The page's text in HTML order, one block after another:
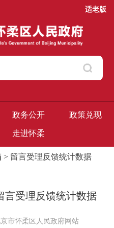
适老版
政务公开 政策兑现
走进怀柔
> 留言受理反馈统计数据
言受理反馈统计数据
市怀柔区人民政府网站